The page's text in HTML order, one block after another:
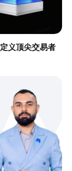
义顶尖交易者